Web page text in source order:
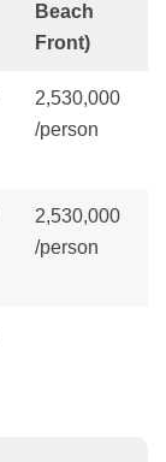
Beach
Front)
2,530,000
/person
2,530,000
/person